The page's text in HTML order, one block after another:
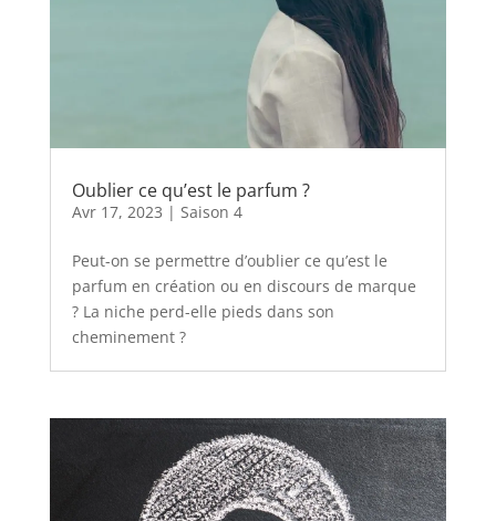
Oublier ce qu’est le parfum ?
Avr 17, 2023 | Saison 4
Peut-on se permettre d’oublier ce qu’est le
parfum en création ou en discours de marque
? La niche perd-elle pieds dans son
cheminement ?